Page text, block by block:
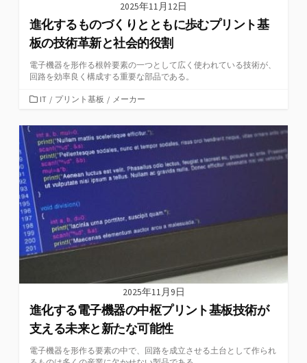
2025年11月12日
進化するものづくりとともに歩むプリント基
板の技術革新と社会的役割
電子機器を形作る根幹要素の一つとして広く使われている技術が、
回路を効率良く構成する重要な部品である。
カ
ゴ
リ
ー
IT / プリント基板 / メーカー
2025年11月9日
進化する電子機器の中枢プリント基板技術が
支える未来と新たな可能性
電子機器を形作る要素の中で、回路を成立させる土台として作られ